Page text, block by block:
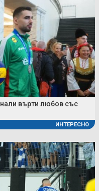
върти любов със
ИНТЕРЕСНО